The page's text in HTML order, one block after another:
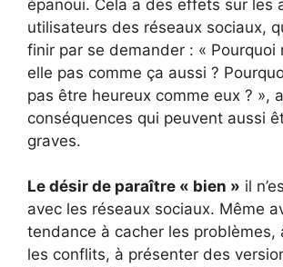
épanoui. Cela a des effets sur les
utilisateurs des réseaux sociaux,
finir par se demander : « Pourquoi
elle pas comme ça aussi ?
pas être heureux comme eux ? »,
conséquences qui peuvent aussi
graves.
Le désir de paraître « bien » il
avec les réseaux sociaux. Même
tendance à cacher les problèmes,
les conflits, à présenter des